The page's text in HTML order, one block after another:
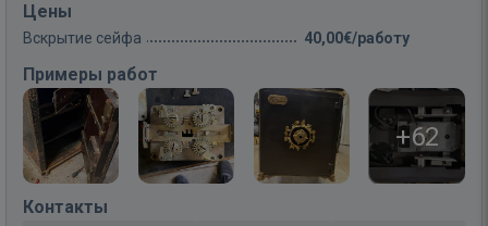
Цены
Вскрытие сейфа 40,00€/работу
Примеры работ
+62
Контакты